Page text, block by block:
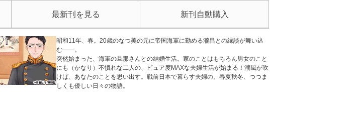
最新刊を見る 新刊自動購入
昭和11年、春。20歳のなつ美の元に帝国海軍に勤める瀧昌との縁談が舞い込
む――。
突然始まった、海軍の旦那さんとの結婚生活。家のことはもちろん男女のこと
にも（かなり）不慣れな二人の、ピュア度MAXな夫婦生活が始まる！潮風が吹
けば、あなたのことを思い出す。戦前日本で暮らす夫婦の、春夏秋冬、つつま
しくも優しい日々の物語。